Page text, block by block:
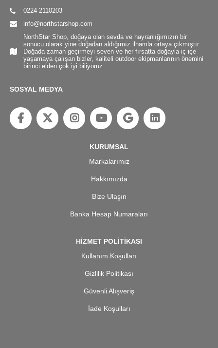
0224 2110203
info@northstarshop.com
NorthStar Shop, doğaya olan sevda ve hayranlığımızın bir
sonucu olarak yine doğadan aldığımız ilhamla ortaya çıkmıştır.
Doğada zaman geçirmeyi seven ve her fırsatta doğayla iç içe
yaşamaya çalışan bizler, kaliteli outdoor ekipmanlarının önemini
birinci elden çok iyi biliyoruz.
SOSYAL MEDYA
KURUMSAL
Markalarımız
Hakkımızda
Bize Ulaşın
Banka Hesap Numaraları
HİZMET POLİTİKASI
Kullanım Koşulları
Gizlilik Politikası
Güvenli Alışveriş
İade Koşulları